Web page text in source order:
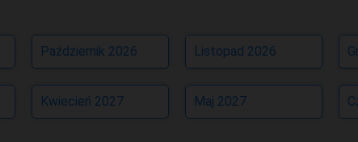
Październik 2026 Listopad 2026
Kwiecień 2027 Maj 2027